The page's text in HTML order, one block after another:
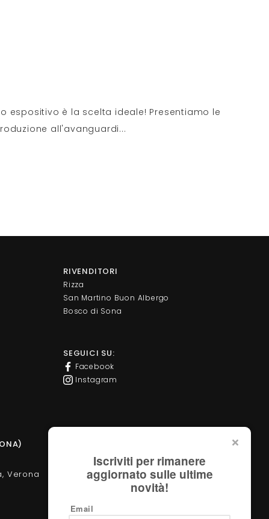
espositivo è la scelta ideale! Presentiamo le
all'avanguardi...
RIVENDITORI
Rizza
San Martino Buon Albergo
Bosco di Sona
SEGUICI SU:
Facebook
Instagram
Verona
Corso Milano, 138 - Verona
Tel. +39 045 2051570
Iscriviti per rimanere
aggiornato sulle ultime
novità!
Email